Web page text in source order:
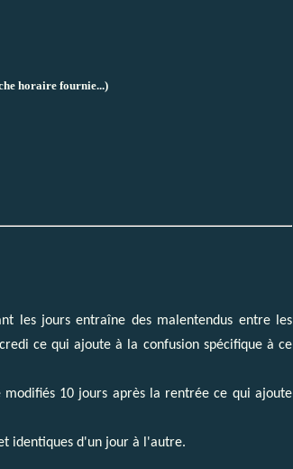
horaire fournie...)
les jours entraîne des malentendus entre les
ce qui ajoute à la confusion spécifique à ce
10 jours après la rentrée ce qui ajoute
identiques d'un jour à l'autre.